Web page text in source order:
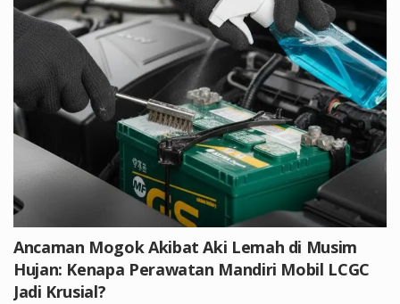
Ancaman Mogok Akibat Aki Lemah di Musim
Hujan: Kenapa Perawatan Mandiri Mobil LCGC
Jadi Krusial?